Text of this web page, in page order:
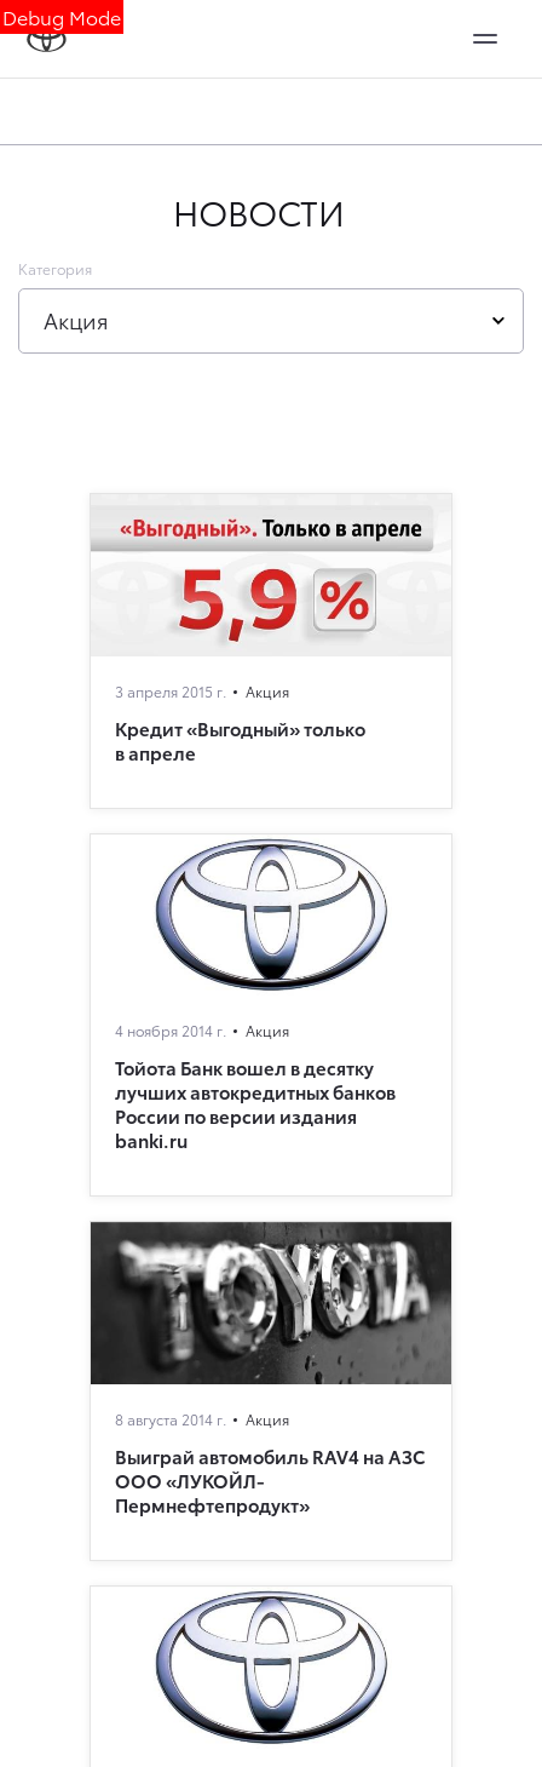
Debug Mode
НОВОСТИ
Категория
Акция
3 апреля 2015 г. Акция
Кредит «Выгодный» только
в апреле
4 ноября 2014 г. Акция
Тойота Банк вошел в десятку
лучших автокредитных банков
России по версии издания
banki.ru
8 августа 2014 г. Акция
Выиграй автомобиль RAV4 на АЗС
ООО «ЛУКОЙЛ-
Пермнефтепродукт»